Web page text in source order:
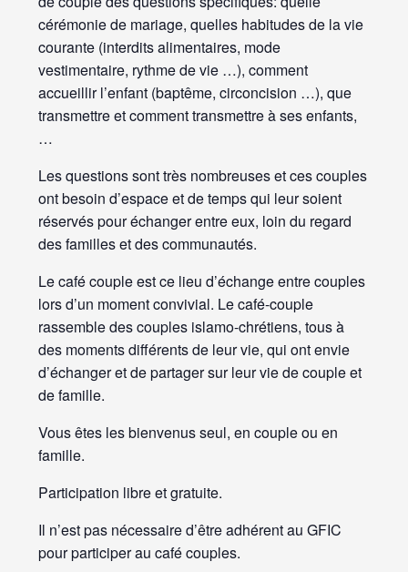
cérémonie de mariage, quelles habitudes de la vie
courante (interdits alimentaires, mode
vestimentaire, rythme de vie …), comment
accueillir l’enfant (baptême, circoncision …), que
transmettre et comment transmettre à ses enfants,
…
Les questions sont très nombreuses et ces couples
ont besoin d’espace et de temps qui leur soient
réservés pour échanger entre eux, loin du regard
des familles et des communautés.
Le café couple est ce lieu d’échange entre couples
lors d’un moment convivial. Le café-couple
rassemble des couples islamo-chrétiens, tous à
des moments différents de leur vie, qui ont envie
d’échanger et de partager sur leur vie de couple et
de famille.
Vous êtes les bienvenus seul, en couple ou en
famille.
Participation libre et gratuite.
Il n’est pas nécessaire d’être adhérent au GFIC
pour participer au café couples.